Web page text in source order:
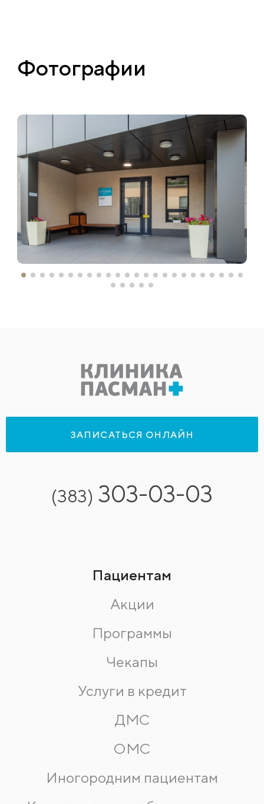
Фотографии
ЗАПИСАТЬСЯ ОНЛАЙН
(383) 303-03-03
Пациентам
Акции
Программы
Чекапы
Услуги в кредит
ДМС
ОМС
Иногородним пациентам